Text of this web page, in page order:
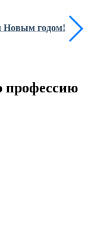
Новым годом!
профессию